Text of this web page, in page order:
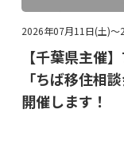
2026年07月11日(土)
【千葉県主催
「ちば移住相
開催します！